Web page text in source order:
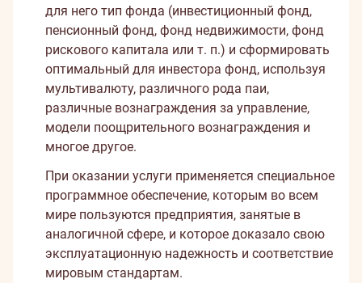
для него тип фонда (инвестиционный фонд,
пенсионный фонд, фонд недвижимости, фонд
рискового капитала или т. п.) и сформировать
оптимальный для инвестора фонд, используя
мультивалюту, различного рода паи,
различные вознаграждения за управление,
модели поощрительного вознаграждения и
многое другое.
При оказании услуги применяется специальное
программное обеспечение, которым во всем
мире пользуются предприятия, занятые в
аналогичной сфере, и которое доказало свою
эксплуатационную надежность и соответствие
мировым стандартам.